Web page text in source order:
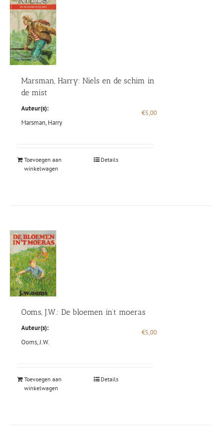
Marsman, Harry: Niels en de schim in
de mist
Auteur(s):
Marsman, Harry
€5,00
Toevoegen aan
winkelwagen
Details
Ooms, J.W.: De bloemen in’t moeras
Auteur(s):
Ooms, J.W.
€5,00
Toevoegen aan
winkelwagen
Details